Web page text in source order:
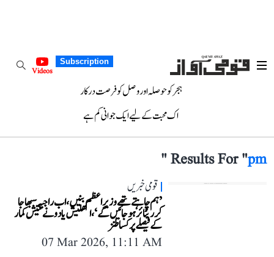
Subscription
Videos
ہجر کو حوصلہ اور وصل کو فرصت درکار
اک محبت کے لیے ایک جوانی کم ہے
Results For "pm
"
قومی خبریں
’ہم چاہتے تھے وزیر اعظم بنیں، اب راجیہ سبھا جا
کر ریٹائر ہو جائیں گے‘، اکھلیش یادو نے نتیش کمار
کے فیصلے پر کسا طنز
07 Mar 2026, 11:11 AM